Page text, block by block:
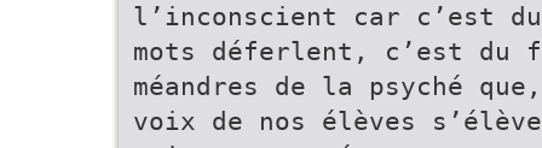
l’inconscient car c’est
mots déferlent, c’est du
méandres de la psyché
voix de nos élèves